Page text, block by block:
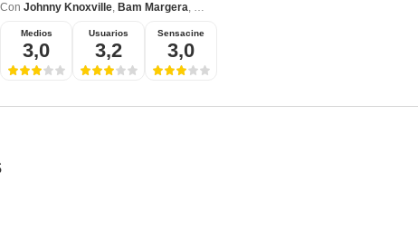
Con Johnny Knoxville, Bam Margera, Ryan Dunn
Medios
3,0
Usuarios
3,2
Sensacine
3,0